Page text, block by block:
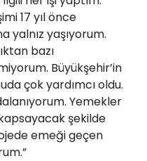
17 yıl önce
yalnız yaşıyorum.
bazı
Büyükşehir’in
çok yardımcı oldu.
Yemekler
şekilde
emeği geçen